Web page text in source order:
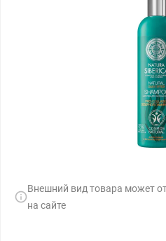
Внешний вид товара может
на сайте